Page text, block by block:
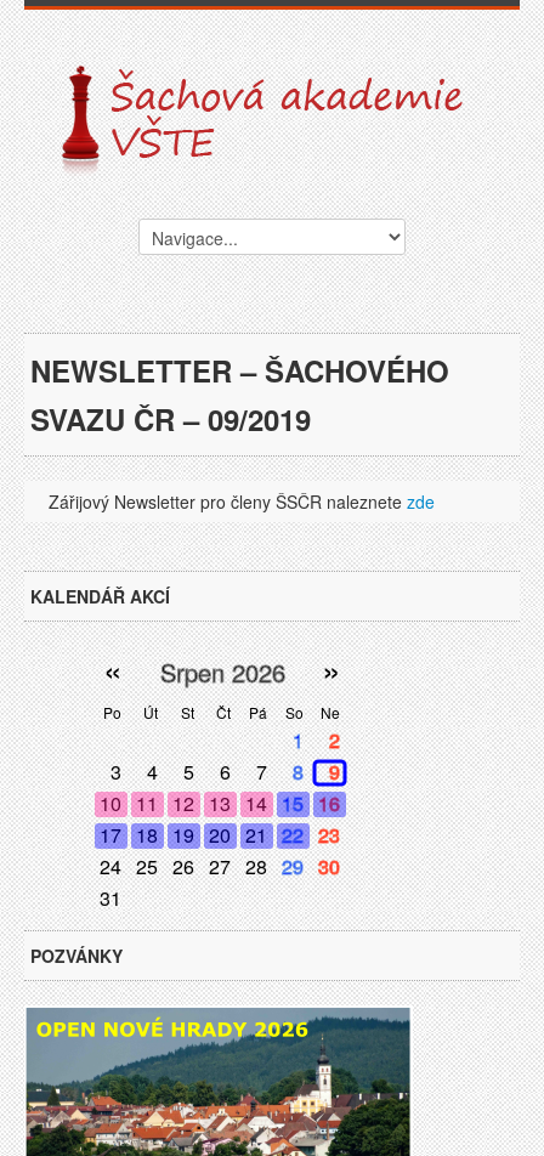
NEWSLETTER – ŠACHOVÉHO
SVAZU ČR – 09/2019
Zářijový Newsletter pro členy ŠSČR naleznete zde
KALENDÁŘ AKCÍ
Po Út St Čt Pá So Ne
« »
Srpen 2026
1
2
3
4 5 6 7 8
9
10
11 12 13 14 15 16
17 18 19 20 21 22 23
24 25 26 27 28 29 30
31
POZVÁNKY